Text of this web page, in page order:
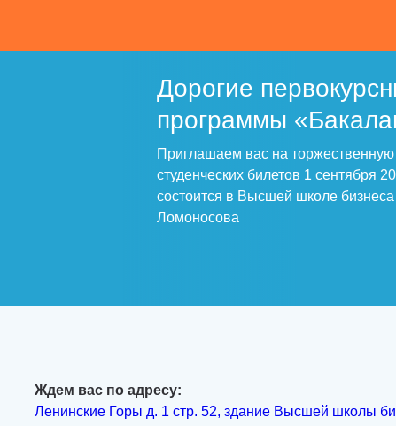
Дорогие
программы
Приглашаем вас на
студенческих билетов 1 сентября
состоится в Высшей школе
Ломоносова
Ждем вас по адресу:
Ленинские Горы д. 1 стр. 52, здание Высшей школы